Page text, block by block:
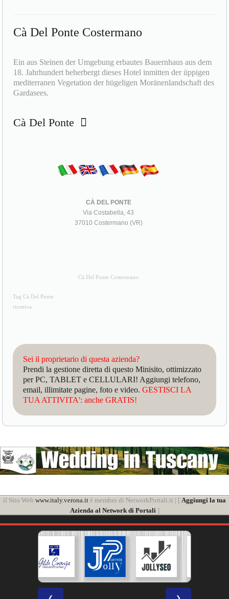
Cà Del Ponte Costermano
Ein aus Steinen der Umgebung erbautes Bauernhaus aus dem
18. Jahrhundert beherbergt dieses Hotel inmitten der üppigen
mediterranen Vegetation der hügeligen Moränenlandschaft des
Gardasees.
Cà Del Ponte
CÀ DEL PONTE
Via Costabella, 43
37010 Costermano (VR)
Cà Del Ponte Costermano
Tag Cà Del Ponte
ricettiva
Sei il proprietario di questa azienda?
Prendi la gestione diretta di questo Minisito, ottimizzato
per PC, TABLET e CELLULARI! Aggiungi telefono,
email, illimitate pagine, foto e video.GESTISCI LA
TUA ATTIVITA': anche GRATIS!
il Sito Web www.italy.verona.it è membro di NetworkPortali.it | [ Aggiungi la tua
Azienda al Network di Portali]